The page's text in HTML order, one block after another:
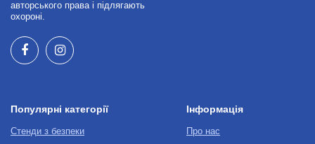
авторського права і підлягають
охороні.
Популярні категорії
Стенди з безпеки
Інформація
Про нас